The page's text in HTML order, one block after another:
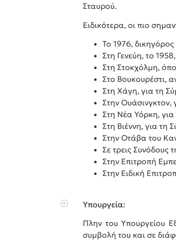
Σταυρού.
Ειδικότερα, οι πιο
Το 1976,
Στη Γενεύη, το
Στη Στοκχόλμη,
Στο Βουκουρέστι,
Στη Χάγη, για τη
Στην Ουάσινγκτον,
Στη Νέα Υόρκη,
Στη Βιέννη, για
Στην Οτάβα του
Σε τρεις Συνόδους
Στην Επιτροπή
Στην Ειδική
Υπουργεία:
Πλην του Υπουργείου
συμβολή του και σε